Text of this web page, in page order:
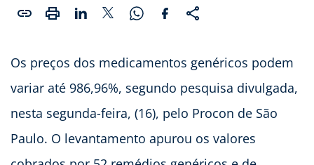
Os preços dos medicamentos genéricos podem
variar até 986,96%, segundo pesquisa divulgada,
nesta segunda-feira, (16), pelo Procon de São
Paulo. O levantamento apurou os valores